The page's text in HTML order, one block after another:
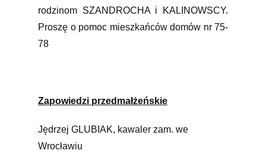
rodzinom SZANDROCHA i KALINOWSCY.
Proszę o pomoc mieszkańców domów nr 75-
78
Zapowiedzi przedmałżeńskie
Jędrzej GLUBIAK, kawaler zam. we
Wrocławiu